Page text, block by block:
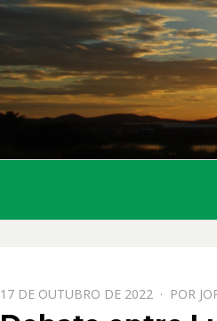
PPOSTADO
EM
17 DE OUTUBRO DE 2022 POR